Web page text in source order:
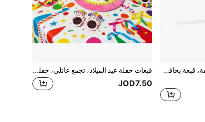
قبعة فطر بنقاط لطيفة، قبعة بحافة عريضة برباط باللون الأحمر والأبيض والبنفسجي، إكسسوار رأس مضحك لحفلات هالوين والتنكر والتصوير
قبعات حفلة عيد الميلاد، تجمع عائلي، حفلة، قبعات احتفال عيد الميلاد
JOD7.50